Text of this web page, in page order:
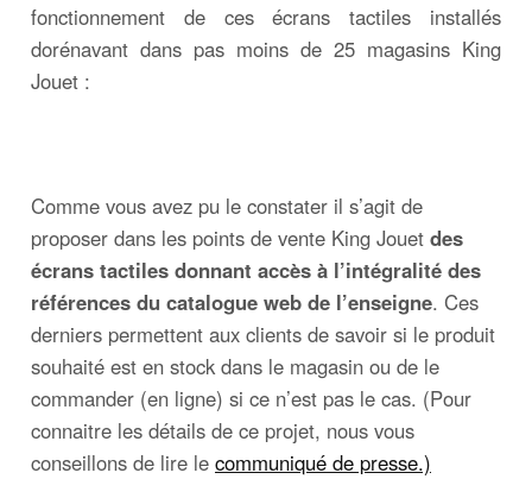
fonctionnement de ces écrans tactiles installés
dorénavant dans pas moins de 25 magasins King
Jouet :
Comme vous avez pu le constater il s’agit de
proposer dans les points de vente King Jouet des
écrans tactiles donnant accès à l’intégralité des
références du catalogue web de l’enseigne. Ces
derniers permettent aux clients de savoir si le produit
souhaité est en stock dans le magasin ou de le
commander (en ligne) si ce n’est pas le cas. (Pour
connaitre les détails de ce projet, nous vous
conseillons de lire le communiqué de presse.)